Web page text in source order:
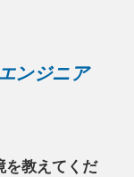
ンジニア
を教えてくだ